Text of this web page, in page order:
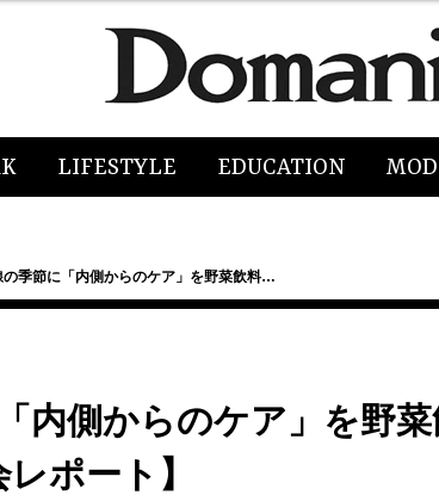
LIFESTYLE EDUCATION
の季節に「内側からのケア」を野菜飲料…
内側からのケア」を野
ポート】